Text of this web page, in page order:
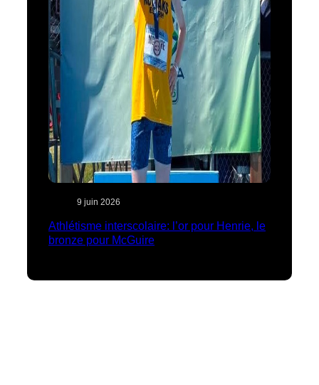
9 juin 2026
Athlétisme interscolaire: l’or pour Henrie, le
bronze pour McGuire